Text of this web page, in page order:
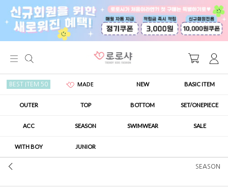
BEST ITEM 50 MADE NEW BASIC ITEM
OUTER TOP BOTTOM SET/ONEPIECE
ACC SEASON SWIMWEAR SALE
WITH BOY JUNIOR
SEASON